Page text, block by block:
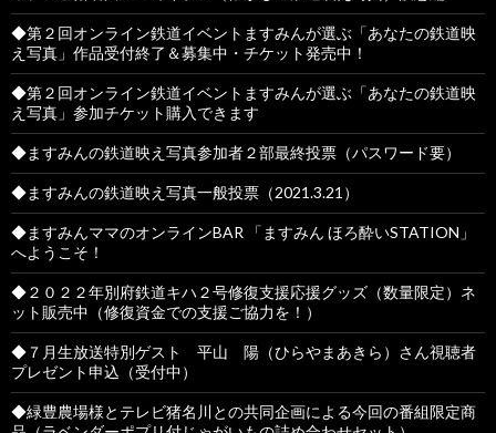
◆第２回オンライン鉄道イベントますみんが選ぶ「あなたの鉄道映
え写真」作品受付終了＆募集中・チケット発売中！
◆第２回オンライン鉄道イベントますみんが選ぶ「あなたの鉄道映
え写真」参加チケット購入できます
◆ますみんの鉄道映え写真参加者２部最終投票（パスワード要）
◆ますみんの鉄道映え写真一般投票（2021.3.21）
◆ますみんママのオンラインBAR 「ますみん ほろ酔いSTATION」
へようこそ！
◆２０２２年別府鉄道キハ２号修復支援応援グッズ（数量限定）ネ
ット販売中（修復資金での支援ご協力を！）
◆７月生放送特別ゲスト 平山 陽（ひらやまあきら）さん視聴者
プレゼント申込（受付中）
◆緑豊農場様とテレビ猪名川との共同企画による今回の番組限定商